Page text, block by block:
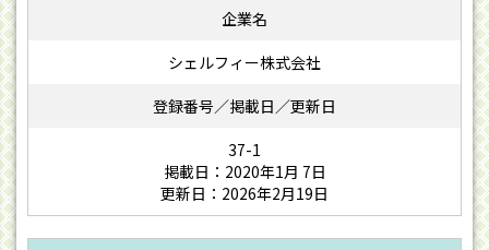
シェルフィー株式会社
37-1
掲載日：2020年1月 7日
更新日：2026年2月19日